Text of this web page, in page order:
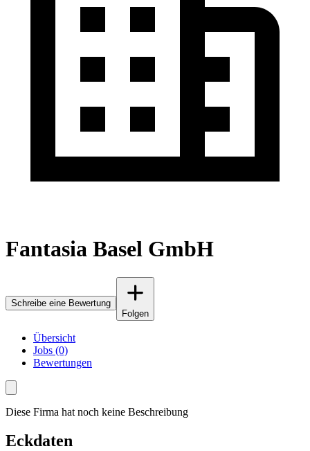
Fantasia Basel GmbH
Schreibe eine Bewertung
Folgen
Übersicht
Jobs (0)
Bewertungen
Diese Firma hat noch keine Beschreibung
Eckdaten